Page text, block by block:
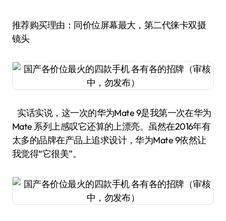
推荐购买理由：同价位屏幕最大，第二代徕卡双摄
镜头
实话实说，这一次的华为Mate 9是我第一次在华为
Mate 系列上感叹它还算的上漂亮。虽然在2016年有
太多的品牌在产品上追求设计，华为Mate 9依然让
我觉得“它很美”。